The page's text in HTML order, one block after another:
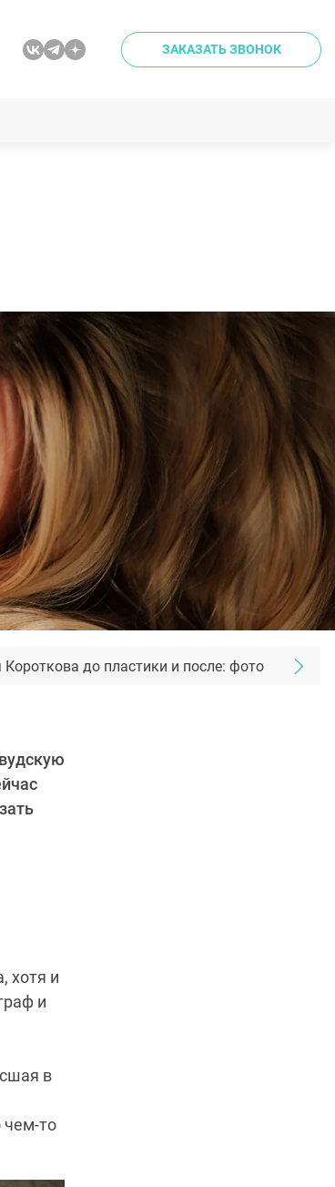
ЗАКАЗАТЬ ЗВОНОК
Короткова до пластики и после: фото
хотя и
и
в
чем-то